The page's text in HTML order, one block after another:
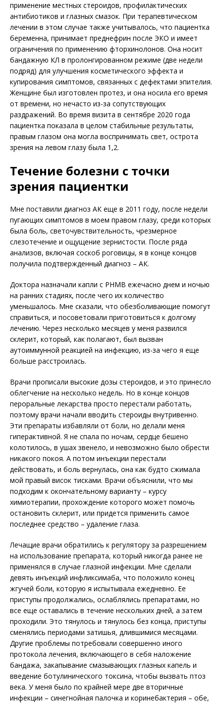
применение местных стероидов, профилактических
антибиотиков и глазных смазок. При терапевтическом
лечении в этом случае также учитывалось, что пациентка
беременна, принимает преднефрин после ЭКО и имеет
ограничения по применению фторхинолонов. Она носит
бандажную КЛ в пролонгированном режиме (две недели
подряд) для улучшения косметического эффекта и
купирования симптомов, связанных с дефектами эпителия.
Женщине был изготовлен протез, и она носила его время
от времени, но нечасто из-за сопутствующих
раздражений. Во время визита в сентябре 2020 года
пациентка показала в целом стабильные результаты,
правым глазом она могла воспринимать свет, острота
зрения на левом глазу была 1,2.
Течение болезни с точки
зрения пациентки
Мне поставили диагноз АК еще в 2011 году, после недели
пугающих симптомов в моем правом глазу, среди которых
была боль, светочувствительность, чрезмерное
слезотечение и ощущение зернистости. После ряда
анализов, включая соскоб роговицы, я в конце концов
получила подтвержденный диагноз – АК.
Доктора назначали капли с PHMB ежечасно днем и ночью
на ранних стадиях, после чего их количество
уменьшалось. Мне сказали, что обезболивающие помогут
справиться, и посоветовали приготовиться к долгому
лечению. Через несколько месяцев у меня развился
склерит, который, как полагают, был вызван
аутоиммунной реакцией на инфекцию, из-за чего я еще
больше расстроилась.
Врачи прописали высокие дозы стероидов, и это принесло
облегчение на несколько недель. Но в конце концов
пероральные лекарства просто перестали работать,
поэтому врачи начали вводить стероиды внутривенно.
Эти препараты избавляли от боли, но делали меня
гиперактивной. Я не спала по ночам, сердце бешено
колотилось, в ушах звенело, и невозможно было обрести
никакого покоя. А потом инъекции перестали
действовать, и боль вернулась, она как будто сжимала
мой правый висок тисками. Врачи объяснили, что мы
подходим к окончательному варианту – курсу
химиотерапии, прохождение которого может помочь
остановить склерит, или придется применить самое
последнее средство – удаление глаза.
Лечащие врачи обратились к регулятору за разрешением
на использование препарата, который никогда ранее не
применялся в случае глазной инфекции. Мне сделали
девять инъекций инфликсимаба, что положило конец
жгучей боли, которую я испытывала ежедневно. Ее
приступы продолжались, ослаб­лялись препаратами, но
все еще оставались в течение нескольких дней, а затем
проходили. Это тянулось и тянулось без конца, приступы
сменялись периодами затишья, длившимися месяцами.
Другие проблемы потребовали совершенно иного
протокола лечения, включающего в себя наложение
бандажа, закапывание смазывающих глазных капель и
введение ботулинического токсина, чтобы вызвать птоз
века. У меня было по крайней мере две вторичные
инфекции – синегнойная палочка и коринебактерия – обе,